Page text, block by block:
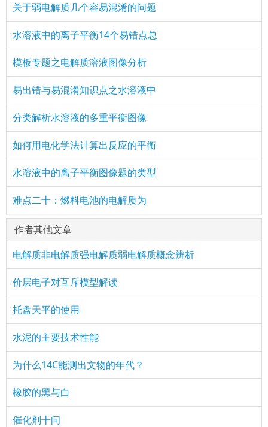
关于弱电解质几个容易混淆的问题
水溶液中的离子平衡14个易错点总
模板专题之电解质溶液图像分析
易出错与易混淆知识点之水溶液中
分类解析水溶液的多重平衡图像
如何用电化学法计算出反应的平衡
水溶液中的离子平衡图像题的类型
难点二十：燃料电池的电解质为
作者其他文章
电解质非电解质强电解质弱电解质概念辨析
价层电子对互斥模型解读
托盘天平的使用
水泥的主要技术性能
为什么14C能测出文物的年代？
橡胶的黑与白
催化剂十问